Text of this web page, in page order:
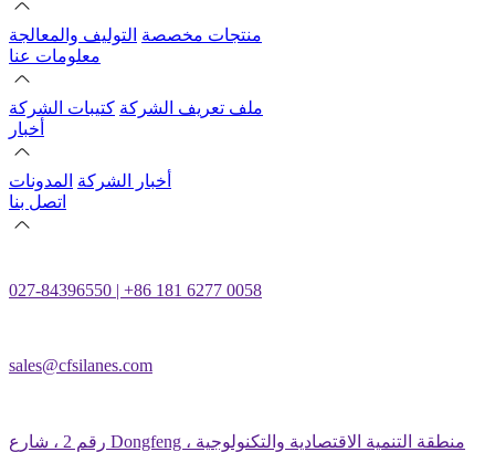
منتجات مخصصة التوليف والمعالجة
معلومات عنا
ملف تعريف الشركة كتيبات الشركة
أخبار
أخبار الشركة المدونات
اتصل بنا
027-84396550 | +86 181 6277 0058
sales@cfsilanes.com
رقم 2 ، شارع Dongfeng ، منطقة التنمية الاقتصادية والتكنولوجية